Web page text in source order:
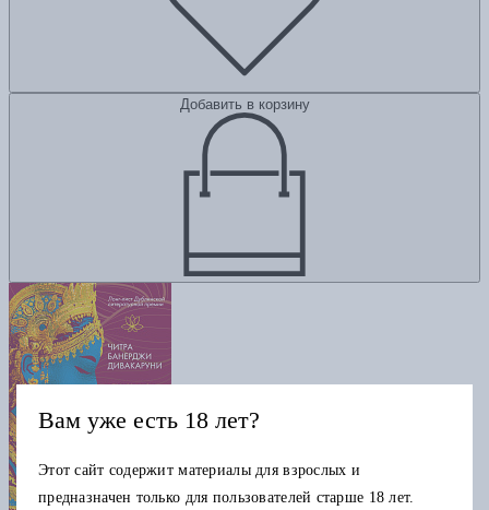
Добавить в корзину
Вам уже есть 18 лет?
Этот сайт содержит материалы для взрослых и
предназначен только для пользователей старше 18 лет.